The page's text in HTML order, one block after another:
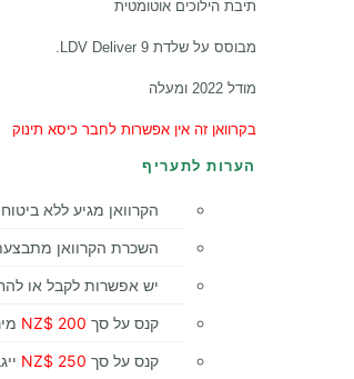
תיבת הילוכים אוטומטית
מבוסס על שלדת LDV Deliver 9.
מודל 2022 ומעלה
בקרוואן זה אין אפשרות לחבר כיסא תינוק
הערות לתעריף
הקרוואן מגיע ללא
השכרת הקרוואן מתבצעת על בסיס 24 שעות - קבלה והחזרה באותה שעה. החזרה
יש אפשרות לקבל או
קנס על סך 200 $NZ
קנס על סך 250 $NZ